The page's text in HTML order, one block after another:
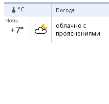
°C Погода
Ночь
+7°
облачно с
прояснениями